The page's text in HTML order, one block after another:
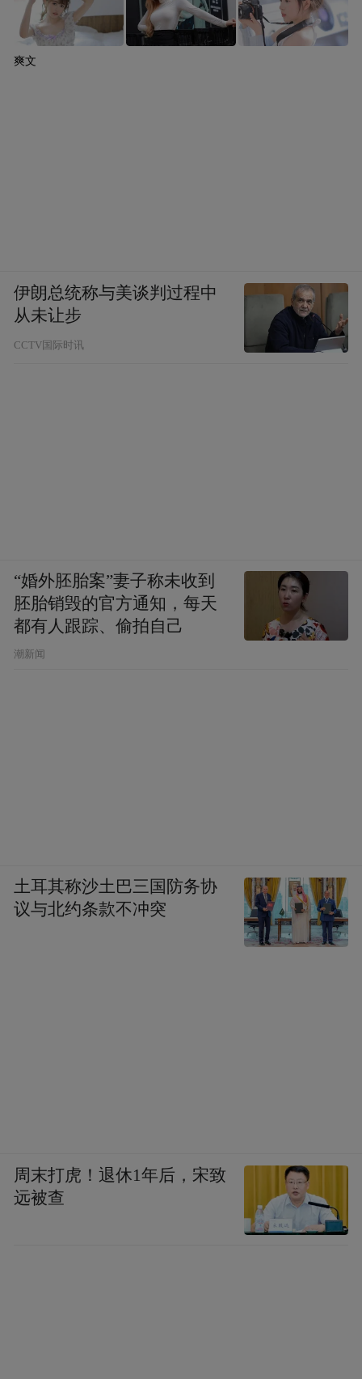
爽文
伊朗总统称与美谈判过程中
从未让步
CCTV国际时讯
“婚外胚胎案”妻子称未收到
胚胎销毁的官方通知，每天
都有人跟踪、偷拍自己
潮新闻
土耳其称沙土巴三国防务协
议与北约条款不冲突
周末打虎！退休1年后，宋致
远被查